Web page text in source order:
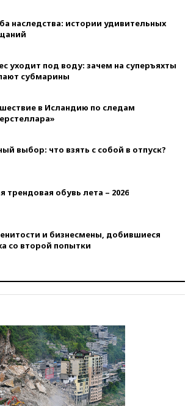
наследства: истории удивительных
уходит под воду: зачем на суперъяхты
субмарины
в Исландию по следам
выбор: что взять с собой в отпуск?
трендовая обувь лета – 2026
и бизнесмены, добившиеся
со второй попытки